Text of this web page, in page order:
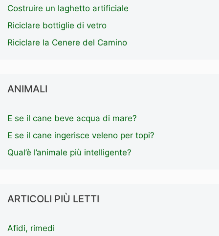
Costruire un laghetto artificiale
Riciclare bottiglie di vetro
Riciclare la Cenere del Camino
ANIMALI
E se il cane beve acqua di mare?
E se il cane ingerisce veleno per topi?
Qual’è l’animale più intelligente?
ARTICOLI PIÙ LETTI
Afidi, rimedi